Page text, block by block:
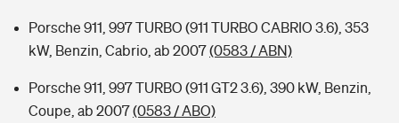
Porsche 911, 997 TURBO (911 TURBO CABRIO 3.6), 353
kW, Benzin, Cabrio, ab 2007(0583 / ABN)
Porsche 911, 997 TURBO (911 GT2 3.6), 390 kW, Benzin,
Coupe, ab 2007(0583 / ABO)